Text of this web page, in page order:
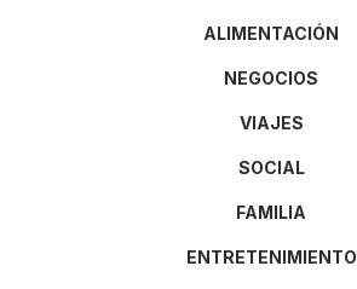
ALIMENTACIÓN
NEGOCIOS
VIAJES
SOCIAL
FAMILIA
ENTRETENIMIENTO